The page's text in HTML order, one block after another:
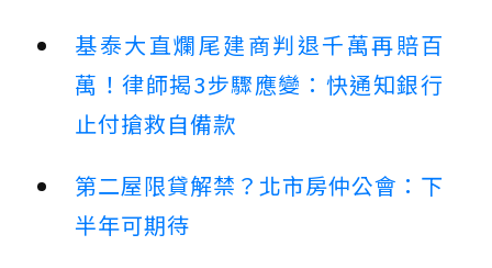
基泰大直爛尾建商判退千萬再賠百
萬！律師揭3步驟應變：快通知銀行
止付搶救自備款
第二屋限貸解禁？北市房仲公會：下
半年可期待